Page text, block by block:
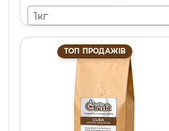
1кг
ТОП ПРОДАЖІВ